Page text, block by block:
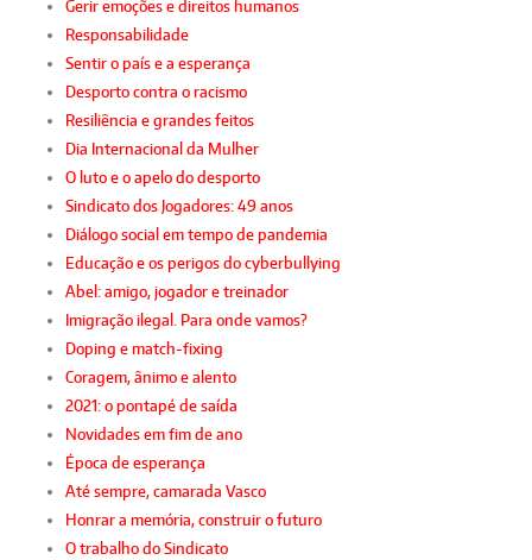
Gerir emoções e direitos humanos
Responsabilidade
Sentir o país e a esperança
Desporto contra o racismo
Resiliência e grandes feitos
Dia Internacional da Mulher
O luto e o apelo do desporto
Sindicato dos Jogadores: 49 anos
Diálogo social em tempo de pandemia
Educação e os perigos do cyberbullying
Abel: amigo, jogador e treinador
Imigração ilegal. Para onde vamos?
Doping e match-fixing
Coragem, ânimo e alento
2021: o pontapé de saída
Novidades em fim de ano
Época de esperança
Até sempre, camarada Vasco
Honrar a memória, construir o futuro
O trabalho do Sindicato